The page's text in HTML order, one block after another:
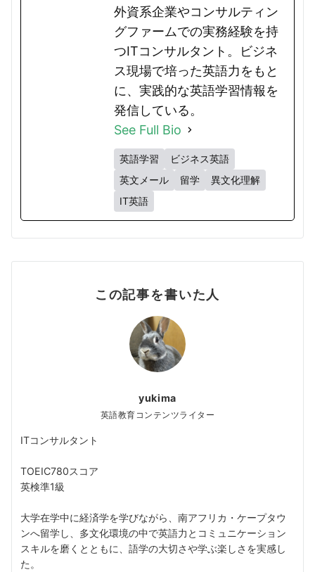
外資系企業やコンサルティン
グファームでの実務経験を持
つITコンサルタント。ビジネ
ス現場で培った英語力をもと
に、実践的な英語学習情報を
発信している。
See Full Bio
英語学習
ビジネス英語
英文メール
留学
異文化理解
IT英語
この記事を書いた人
yukima
英語教育コンテンツライター
ITコンサルタント
TOEIC780スコア
英検準1級
大学在学中に経済学を学びながら、南アフリカ・ケープタウ
ンへ留学し、多文化環境の中で英語力とコミュニケーション
スキルを磨くとともに、語学の大切さや学ぶ楽しさを実感し
た。